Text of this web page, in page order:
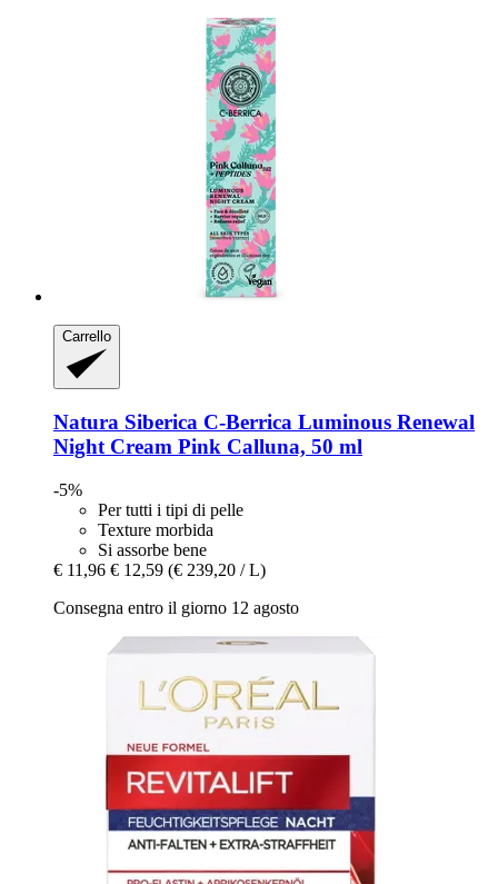
Carrello
Natura Siberica C-​Berrica Luminous Renewal
Night Cream Pink Calluna, 50 ml
-5%
Per tutti i tipi di pelle
Texture morbida
Si assorbe bene
€ 11,96 € 12,59 (€ 239,20 / L)
Consegna entro il giorno 12 agosto